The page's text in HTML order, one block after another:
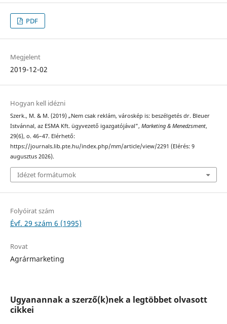
PDF
Megjelent
2019-12-02
Hogyan kell idézni
Szerk., M. & M. (2019) „Nem csak reklám, városkép is: beszélgetés dr. Bleuer
Istvánnal, az ESMA Kft. ügyvezető igazgatójával”, Marketing & Menedzsment,
29(6), o. 46–47. Elérhető:
https://journals.lib.pte.hu/index.php/mm/article/view/2291 (Elérés: 9
augusztus 2026).
Idézet formátumok
Folyóirat szám
Évf. 29 szám 6 (1995)
Rovat
Agrármarketing
Ugyanannak a szerző(k)nek a legtöbbet olvasott
cikkei